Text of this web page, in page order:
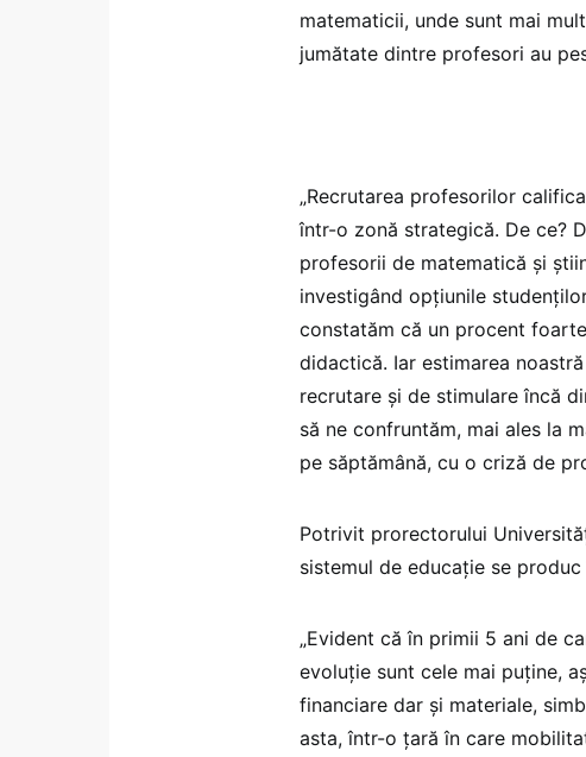
matematicii, unde sunt mai
jumătate dintre profesori au
„Recrutarea profesorilor
într-o zonă strategică. De ce?
profesorii de matematică și
investigând opțiunile
constatăm că un procent
didactică. Iar estimarea
recrutare și de stimulare încă
să ne confruntăm, mai ales la
pe săptămână, cu o criză de
Potrivit prorectorului
sistemul de educație se
„Evident că în primii 5 ani de
evoluție sunt cele mai puține,
financiare dar și materiale,
asta, într-o țară în care